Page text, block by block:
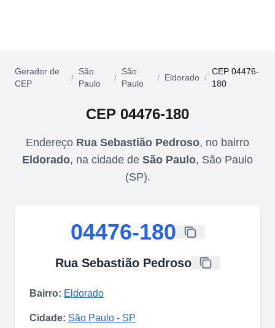
Gerador de
CEP
/
São
Paulo
/
São
Paulo
/ Eldorado /
CEP 04476-
180
CEP 04476-180
Endereço Rua Sebastião Pedroso, no bairro
Eldorado, na cidade de São Paulo, São Paulo
(SP).
04476-180
Rua Sebastião Pedroso
Bairro: Eldorado
Cidade: São Paulo - SP